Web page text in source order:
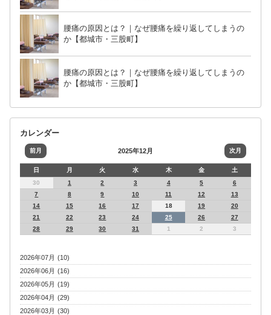
腰痛の原因とは？｜なぜ腰痛を繰り返してしまうの
か【都城市・三股町】
腰痛の原因とは？｜なぜ腰痛を繰り返してしまうの
か【都城市・三股町】
カレンダー
前月 2025年12月 次月
日 月 火 水 木 金
土
30
1 2 3 4 5
6
7
8 9 10 11 12
13
14
15 16 17 18 19
20
21
22 23 24 25 26
27
28
29 30 31 1 2 3
2026年07月 (10)
2026年06月 (16)
2026年05月 (19)
2026年04月 (29)
2026年03月 (30)